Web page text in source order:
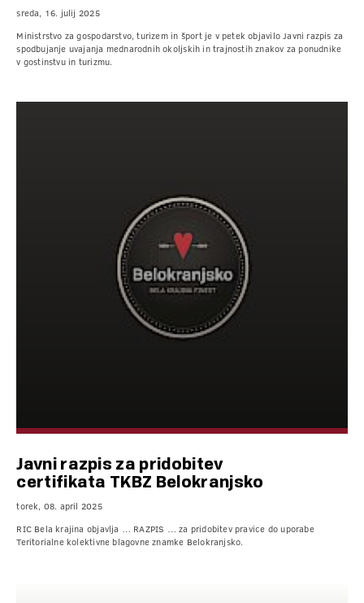
sreda, 16. julij 2025
Ministrstvo za gospodarstvo, turizem in šport je v petek objavilo Javni razpis za
spodbujanje uvajanja mednarodnih okoljskih in trajnostih znakov za ponudnike
v gostinstvu in turizmu.
Javni razpis za pridobitev
certifikata TKBZ Belokranjsko
torek, 08. april 2025
RIC Bela krajina objavlja … RAZPIS … za pridobitev pravice do uporabe
Teritorialne kolektivne blagovne znamke Belokranjsko.